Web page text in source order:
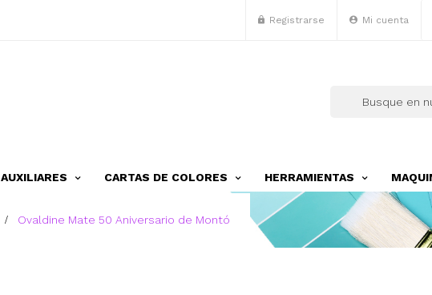
Registrarse Mi cuenta
AUXILIARES CARTAS DE COLORES HERRAMIENTAS
Ovaldine Mate 50 Aniversario de Montó